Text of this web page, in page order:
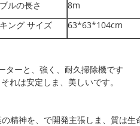
ルの長さ
8m
ング サイズ 63*63*104cm
ターと、強く、耐久掃除機です
れは安定しま、美しいです。
精神を、で開発主張しま、質は